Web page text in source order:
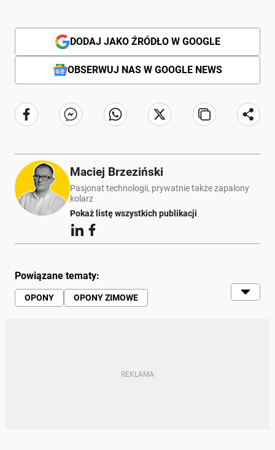
DODAJ JAKO ŹRÓDŁO W GOOGLE
OBSERWUJ NAS W GOOGLE NEWS
Maciej Brzeziński
Pasjonat technologii, prywatnie także zapalony
kolarz
Pokaż listę wszystkich publikacji
Powiązane tematy:
OPONY
OPONY ZIMOWE